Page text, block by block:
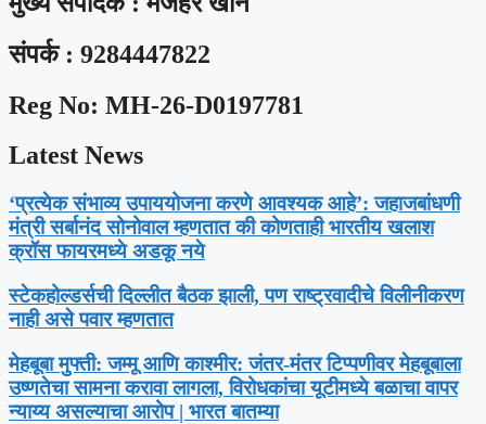
संपर्क : 9284447822
Reg No: MH-26-D0197781
Latest News
‘प्रत्येक संभाव्य उपाययोजना करणे आवश्यक आहे’: जहाजबांधणी
मंत्री सर्बानंद सोनोवाल म्हणतात की कोणताही भारतीय खलाश
क्रॉस फायरमध्ये अडकू नये
स्टेकहोल्डर्सची दिल्लीत बैठक झाली, पण राष्ट्रवादीचे विलीनीकरण
नाही असे पवार म्हणतात
मेहबूबा मुफ्ती: जम्मू आणि काश्मीर: जंतर-मंतर टिप्पणीवर मेहबूबाला
उष्णतेचा सामना करावा लागला, विरोधकांचा यूटीमध्ये बळाचा वापर
न्याय्य असल्याचा आरोप | भारत बातम्या